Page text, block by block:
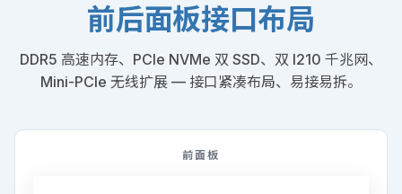
前后面板接口布局
DDR5 高速内存、PCIe NVMe 双 SSD、双 I210 千兆网、
Mini-PCIe 无线扩展 — 接口紧凑布局、易接易拆。
前面板